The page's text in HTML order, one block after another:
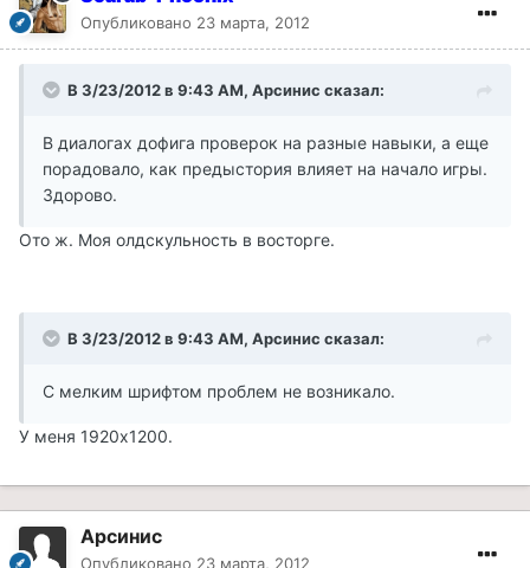
Опубликовано 23 марта, 2012
В 3/23/2012 в 9:43 AM, Арсинис сказал:
В диалогах дофига проверок на разные навыки, а еще
порадовало, как предыстория влияет на начало игры.
Здорово.
Ото ж. Моя олдскульность в восторге.
В 3/23/2012 в 9:43 AM, Арсинис сказал:
С мелким шрифтом проблем не возникало.
У меня 1920х1200.
Арсинис
Опубликовано 23 марта, 2012